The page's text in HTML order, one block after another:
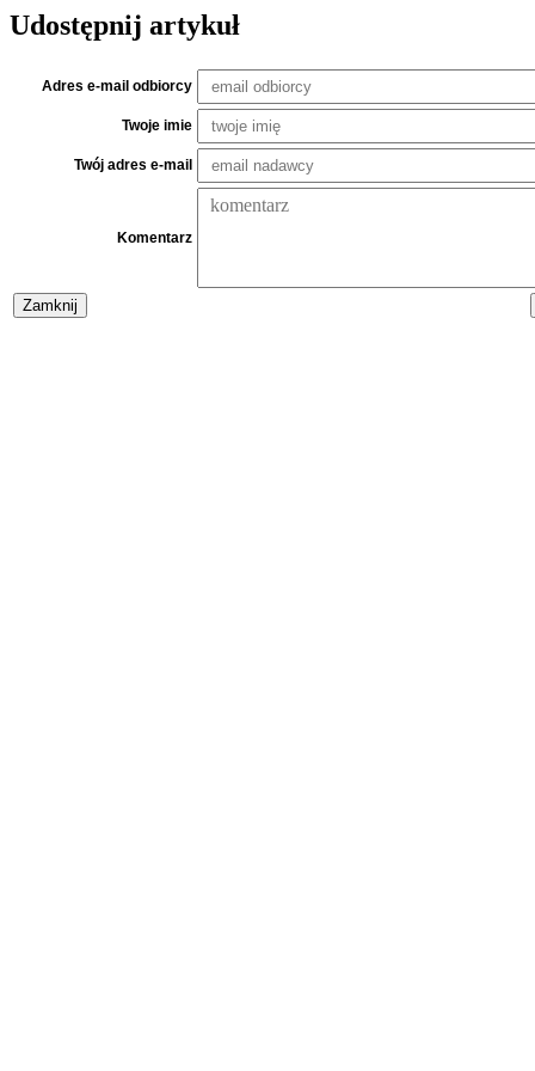
Udostępnij artykuł
Adres e-mail odbiorcy
Twoje imie
Twój adres e-mail
Komentarz